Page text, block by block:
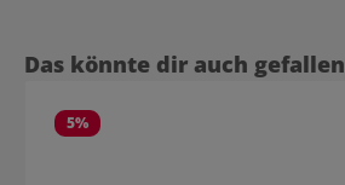
Produktgalerie überspringen
Das könnte dir auch gefallen
5%